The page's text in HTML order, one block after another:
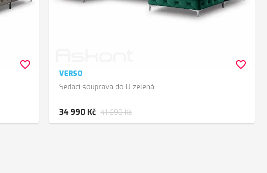
favorite_border
VERSO
Sedací souprava do U zelená
34 990 Kč 41 690 Kč
favorite_border